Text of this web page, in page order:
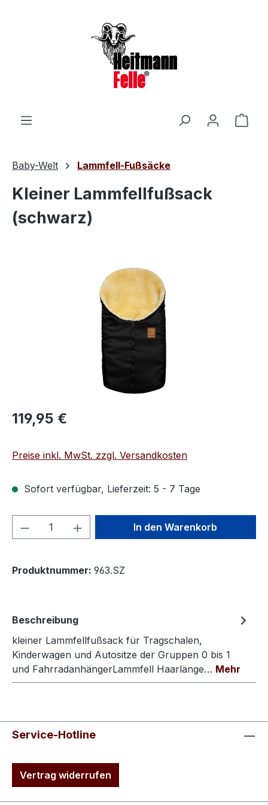
Baby-Welt Lammfell-Fußsäcke
Kleiner Lammfellfußsack
(schwarz)
Bildergalerie überspringen
Regulärer Preis:
119,95 €
Preise inkl. MwSt. zzgl. Versandkosten
Sofort verfügbar, Lieferzeit: 5 - 7 Tage
Produkt Anzahl: Gib denIn den Warenkorb
Produktnummer: 963.SZ
Beschreibung
kleiner Lammfellfußsack für Tragschalen,
Kinderwagen und Autositze der Gruppen 0 bis 1
und FahrradanhängerLammfell Haarlänge… Mehr
Service-Hotline
Vertrag widerrufen